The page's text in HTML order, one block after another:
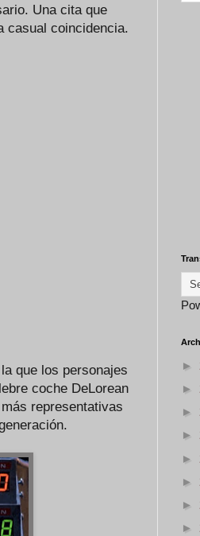
Una cita que
casual coincidencia.
que los personajes
coche DeLorean
representativas
►
►
►
►
►
►
►
►